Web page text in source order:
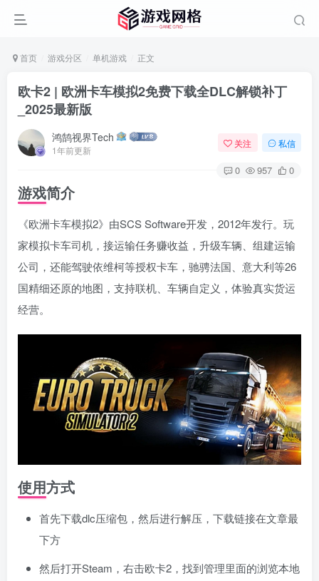
首页 游戏分区 单机游戏 正文
欧卡2 | 欧洲卡车模拟2免费下载全DLC解锁补丁
_2025最新版
鸿鹄视界Tech
1年前更新
关注 私信
0 957 0
游戏简介
《欧洲卡车模拟2》由SCS Software开发，2012年发行。玩
家模拟卡车司机，接运输任务赚收益，升级车辆、组建运输
公司，还能驾驶依维柯等授权卡车，驰骋法国、意大利等26
国精细还原的地图，支持联机、车辆自定义，体验真实货运
经营。
使用方式
首先下载dlc压缩包，然后进行解压，下载链接在文章最
下方
然后打开Steam，右击欧卡2，找到管理里面的浏览本地